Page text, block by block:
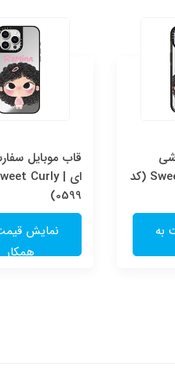
شفاف | Sweet Curly (کد
به
قاب موبایل
0599)
نمایش
همکار